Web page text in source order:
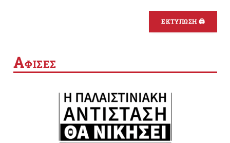
ΕΚΤΥΠΩΣΗ 🖨
ΑΦΙΣΕΣ